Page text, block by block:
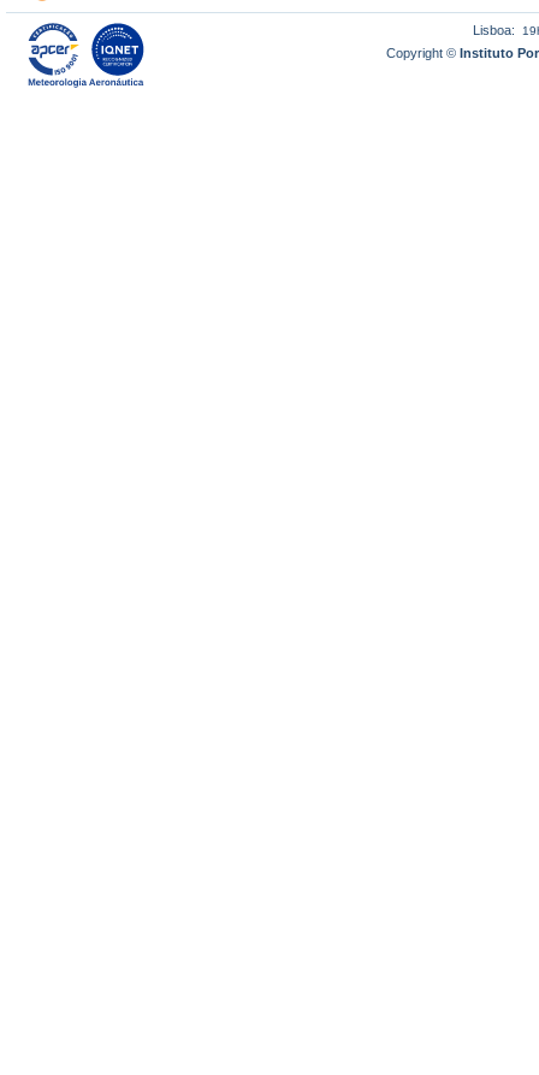
Lisboa:
Copyright ©Instituto